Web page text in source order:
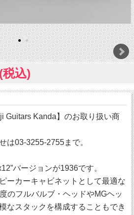
込)
Guitars Kanda】のお取り扱い商
は03-3255-2755まで。
バージョンが1936です。
ーカーキャビネットとして最適な
のフルバルブ・ヘッドやMGヘッ
なスタックを構成することもでき